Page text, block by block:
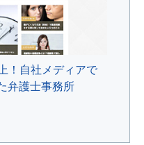
！自社メディアで
弁護士事務所